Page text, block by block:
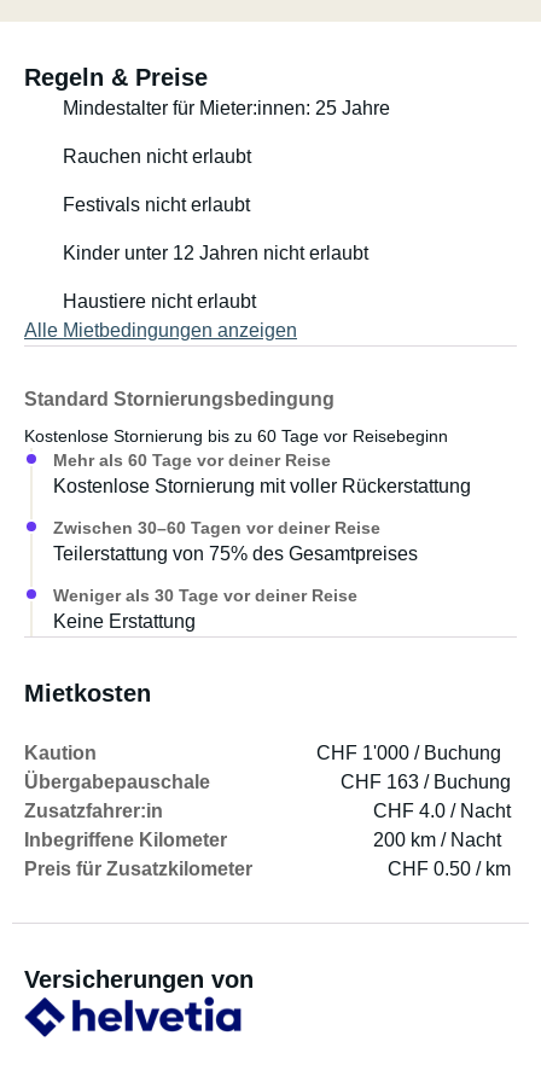
Das Bad ist kompakt, durchdacht und komfortabel
Dusche durchs Fenster nach draussen nehmen lässt.
Nach einem Tag am Meer, am See oder nach einer
einfach herrlich an. Die Toilette ist unkompliziert in der
Handhabung und zeigt zuverlässig an, wann sie geleert
Topper schläfst du angenehm weich und bequem. Keine
harte Camper-Matratze, sondern eine anschmiegsame
Durchschlafen nach einem langen Reisetag.
Trotz seiner kompakten Grösse bietet Klops
überraschend viel Stauraum für Kleidung, Handtücher,
Lebensmittel, Badutensilien und alles, was ihr unterwegs
dabeihaben möchtet. Ein echtes kleines Platzwunder.
Wenn ihr ein gepflegtes, gut ausgestattetes und
gemütliches Reisemobil sucht, das nicht anonym wirkt,
unserem Klops genau richtig.
Wichtig zu wissen: Klops eignet sich am besten für zwei
Erwachsene. Zu zweit ist er ideal für entspannte,
gemütliche und unvergessliche Reisen.
Regeln & Preise
Mindestalter für Mieter:innen: 25 Jahre
Rauchen nicht erlaubt
Festivals nicht erlaubt
Kinder unter 12 Jahren nicht erlaubt
Haustiere nicht erlaubt
Alle Mietbedingungen anzeigen
Standard Stornierungsbedingung
Kostenlose Stornierung bis zu 60 Tage vor Reisebeginn
Mehr als 60 Tage vor deiner Reise
Kostenlose Stornierung mit voller Rückerstattung
Zwischen 30–60 Tagen vor deiner Reise
Teilerstattung von 75% des Gesamtpreises
Weniger als 30 Tage vor deiner Reise
Keine Erstattung
Mietkosten
Kaution
CHF 1'000 / Buchung
Übergabepauschale
CHF 163 / Buchung
Zusatzfahrer:in
CHF 4.0 / Nacht
Inbegriffene Kilometer
200 km / Nacht
Preis für Zusatzkilometer
CHF 0.50 / km
Versicherungen von